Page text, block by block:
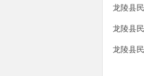
龙陵县
龙陵县
龙陵县